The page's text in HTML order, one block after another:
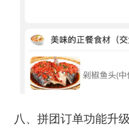
八、拼团订单功能升